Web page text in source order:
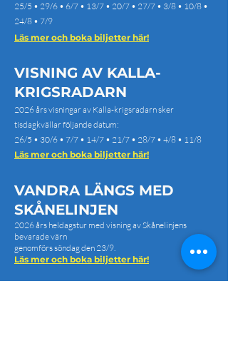
25/5 • 29/6 • 6/7 • 13/7 • 20/7 • 27/7 • 3/8 • 10/8 •
24/8 • 7/9
Läs mer och boka biljetter här!
VISNING AV KALLA-
KRIGSRADARN
2026 års visningar av Kalla-krigsradarn sker
tisdagkvällar följande datum:
26/5 • 30/6 • 7/7 • 14/7 • 21/7 • 28/7 • 4/8 • 11/8
Läs mer och boka biljetter här!
VANDRA LÄNGS MED
SKÅNELINJEN
2026 års heldagstur med visning av Skånelinjens
bevarade värn
genomförs söndag den 23/9.
Läs mer och boka biljetter här!​​